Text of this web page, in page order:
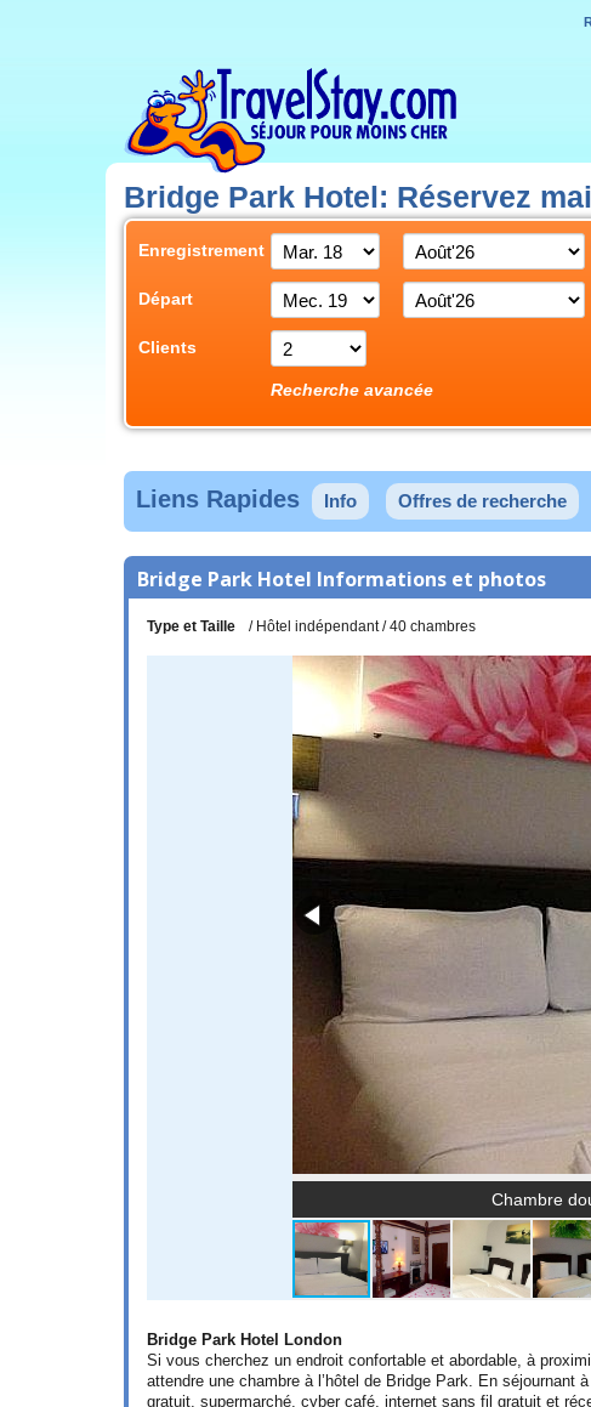
Bridge Park Hotel: Réservez
Enregistrement
Départ
Clients
Recherche avancée
Liens Rapides Info Offres de recherche
Bridge Park Hotel Informations et photos
Type et Taille Hôtel indépendant 40 chambres
Chambre
Bridge Park Hotel London
Si vous cherchez un endroit confortable et abordable, à
attendre une chambre à l’hôtel de Bridge Park. En séjournant
gratuit, supermarché, cyber café, internet sans fil gratuit et